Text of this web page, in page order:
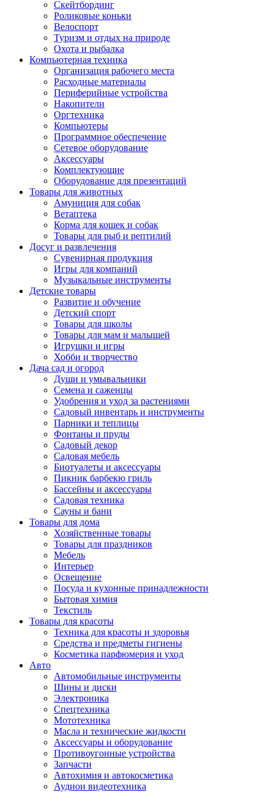
Скейтбординг
Роликовые коньки
Велоспорт
Туризм и отдых на природе
Охота и рыбалка
Компьютерная техника
Организация рабочего места
Расходные материалы
Периферийные устройства
Накопители
Оргтехника
Компьютеры
Программное обеспечение
Сетевое оборудование
Аксессуары
Комплектующие
Оборудование для презентаций
Товары для животных
Амуниция для собак
Ветаптека
Корма для кошек и собак
Товары для рыб и рептилий
Досуг и развлечения
Сувенирная продукция
Игры для компаний
Музыкальные инструменты
Детские товары
Развитие и обучение
Детский спорт
Товары для школы
Товары для мам и малышей
Игрушки и игры
Хобби и творчество
Дача сад и огород
Души и умывальники
Семена и саженцы
Удобрения и уход за растениями
Садовый инвентарь и инструменты
Парники и теплицы
Фонтаны и пруды
Садовый декор
Садовая мебель
Биотуалеты и аксессуары
Пикник барбекю гриль
Бассейны и аксессуары
Садовая техника
Сауны и бани
Товары для дома
Хозяйственные товары
Товары для праздников
Мебель
Интерьер
Освещение
Посуда и кухонные принадлежности
Бытовая химия
Текстиль
Товары для красоты
Техника для красоты и здоровья
Средства и предметы гигиены
Косметика парфюмерия и уход
Авто
Автомобильные инструменты
Шины и диски
Электроника
Спецтехника
Мототехника
Масла и технические жидкости
Аксессуары и оборудование
Противоугонные устройства
Запчасти
Автохимия и автокосметика
Аудиои видеотехника